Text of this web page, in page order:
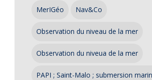
MerIGéo Nav&Co
Observation du niveau de la mer
Observation du niveua de la mer
PAPI ; Saint-Malo ; submersion